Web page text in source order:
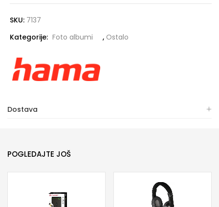
SKU: 7137
Kategorije: Foto albumi , Ostalo
Dostava
POGLEDAJTE JOŠ